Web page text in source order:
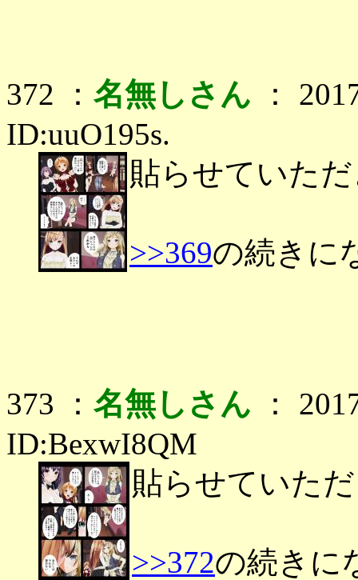
372 ： 名無しさん ：
ID:uuO195s.
貼らせていた
>>369の続きに
373 ： 名無しさん ：
ID:BexwI8QM
貼らせていた
>>372の続きに